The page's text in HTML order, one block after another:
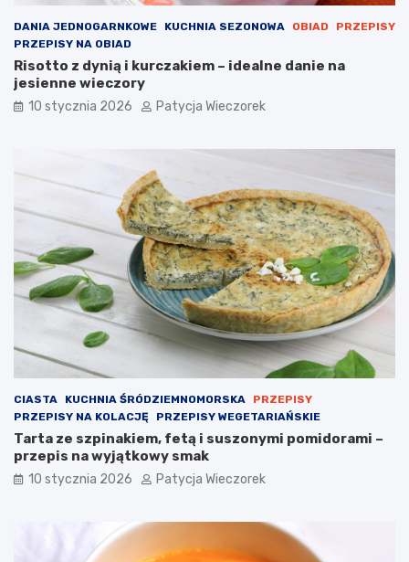
DANIA JEDNOGARNKOWE KUCHNIA SEZONOWA OBIAD
PRZEPISY
PRZEPISY NA OBIAD
Risotto z dynią i kurczakiem – idealne danie na
jesienne wieczory
10 stycznia 2026 Patycja Wieczorek
CIASTA KUCHNIA ŚRÓDZIEMNOMORSKA
PRZEPISY
PRZEPISY NA KOLACJĘ
PRZEPISY WEGETARIAŃSKIE
Tarta ze szpinakiem, fetą i suszonymi pomidorami –
przepis na wyjątkowy smak
10 stycznia 2026 Patycja Wieczorek